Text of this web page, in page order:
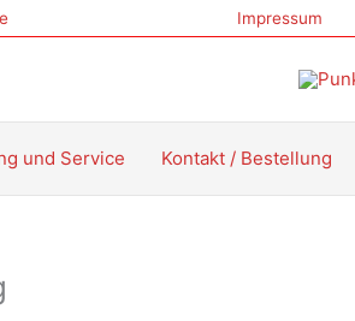
Impressum
und Service Kontakt / Bestellung